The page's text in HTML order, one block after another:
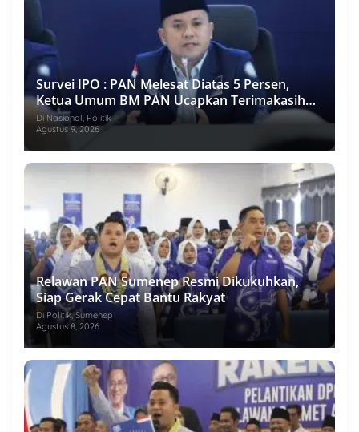
Survei IPO : PAN Melesat Diatas 5 Persen,
Ketua Umum BM PAN Ucapkan Terimakasih
Pada Rakyat Indonesia
Di Nasional, Politik
Agustus 9, 2026
Relawan PAN Sumenep Resmi Dikukuhkan,
Siap Gerak Cepat Bantu Rakyat
Di Politik, Sumenep
Agustus 8, 2026